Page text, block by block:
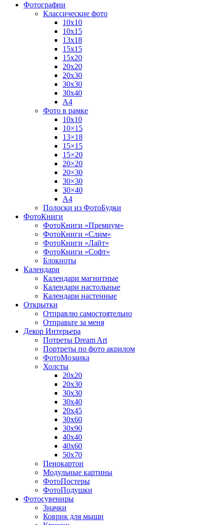
Фотографии
Классические фото
10х10
10х15
13х18
15х15
15х20
20х20
20х30
30х30
30х40
А4
Фото в рамке
10х10
10×15
13×18
15×15
15×20
20×20
20×30
30×30
30×40
A4
Полоски из ФотоБудки
ФотоКниги
ФотоКниги «Премиум»
ФотоКниги «Слим»
ФотоКниги «Лайт»
ФотоКниги «Софт»
Блокноты
Календари
Календари магнитные
Календари настольные
Календари настенные
Открытки
Отправлю самостоятельно
Отправьте за меня
Декор Интерьера
Потреты Dream Art
Портреты по фото акрилом
ФотоМозаика
Холсты
20х20
20х30
30х30
30х40
20х45
30х60
30х90
40х40
40х60
50х70
Пенокартон
Модульные картины
ФотоПостеры
ФотоПодушки
Фотоcувениры
Значки
Коврик для мыши